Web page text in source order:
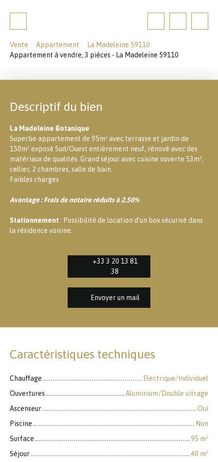
Vente Appartement
La Madeleine 59110
Appartement à vendre, 3 pièces - La Madeleine 59110
Descriptif du bien
La Madeleine Botanique
Superbe appartement de 95m² avec terrasse et jardin de
150m² exposé Sud/Ouest entièrement neuf, rénové avec des
matériaux de qualités. Grand séjour avec cuisine ouverte 53m²,
cellier, 2 chambres, salle de bain.
Faibles charges
Avantage : Frais de notaire réduits à 2.50%
Stationnement: Possibilité de location d’un box sécurisé dans
la résidence voisine.
+33 3 20 13 81
38
Envoyer un mail
Caractéristiques techniques
Chauffage
Electrique/Individuel
Ouvertures
Aluminium/Double vitrage
Ascenseur
Oui
Piscine
Non
Surface
95 m²
Séjour
40 m²